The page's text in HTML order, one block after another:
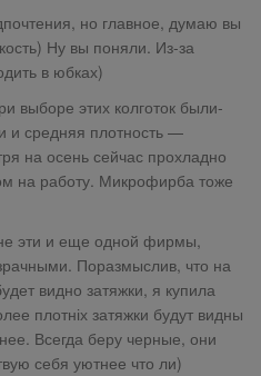
но главное, думаю вы
Ну вы поняли. Из-за
в юбках)
выборе этих колготок были-
и средняя плотность —
на осень сейчас прохладно
на работу. Микрофирба тоже
эти и еще одной фирмы,
Поразмыслив, что на
видно затяжки, я купила
плотніх затяжки будут видны
Всегда беру черные, они
себя уютнее что ли)